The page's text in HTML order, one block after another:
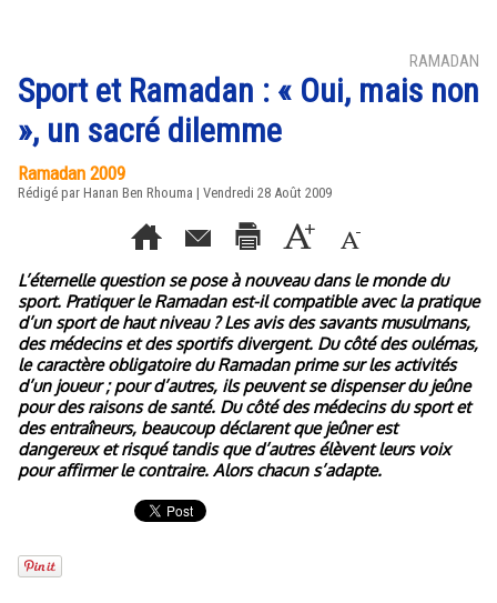
RAMADAN
Sport et Ramadan : « Oui, mais non
», un sacré dilemme
Ramadan 2009
Rédigé par Hanan Ben Rhouma | Vendredi 28 Août 2009
L’éternelle question se pose à nouveau dans le monde du
sport. Pratiquer le Ramadan est-il compatible avec la pratique
d’un sport de haut niveau ? Les avis des savants musulmans,
des médecins et des sportifs divergent. Du côté des oulémas,
le caractère obligatoire du Ramadan prime sur les activités
d’un joueur ; pour d’autres, ils peuvent se dispenser du jeûne
pour des raisons de santé. Du côté des médecins du sport et
des entraîneurs, beaucoup déclarent que jeûner est
dangereux et risqué tandis que d’autres élèvent leurs voix
pour affirmer le contraire. Alors chacun s’adapte.